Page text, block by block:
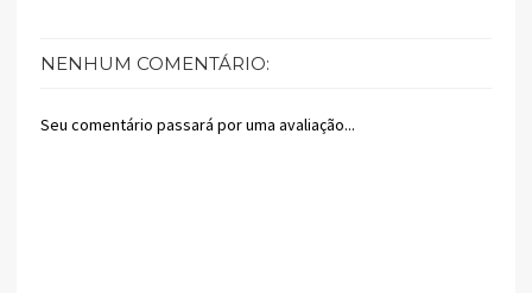
NENHUM COMENTÁRIO:
Seu comentário passará por uma avaliação...